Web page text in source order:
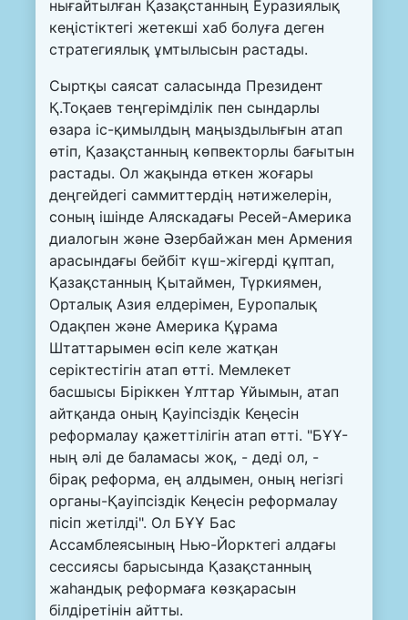
нығайтылған Қазақстанның Еуразиялық
кеңістіктегі жетекші хаб болуға деген
стратегиялық ұмтылысын растады.
Сыртқы саясат саласында Президент
Қ.Тоқаев теңгерімділік пен сындарлы
өзара іс-қимылдың маңыздылығын атап
өтіп, Қазақстанның көпвекторлы бағытын
растады. Ол жақында өткен жоғары
деңгейдегі саммиттердің нәтижелерін,
соның ішінде Аляскадағы Ресей-Америка
диалогын және Әзербайжан мен Армения
арасындағы бейбіт күш-жігерді құптап,
Қазақстанның Қытаймен, Түркиямен,
Орталық Азия елдерімен, Еуропалық
Одақпен және Америка Құрама
Штаттарымен өсіп келе жатқан
серіктестігін атап өтті. Мемлекет
басшысы Біріккен Ұлттар Ұйымын, атап
айтқанда оның Қауіпсіздік Кеңесін
реформалау қажеттілігін атап өтті. "БҰҰ-
ның әлі де баламасы жоқ, - деді ол, -
бірақ реформа, ең алдымен, оның негізгі
органы-Қауіпсіздік Кеңесін реформалау
пісіп жетілді". Ол БҰҰ Бас
Ассамблеясының Нью-Йорктегі алдағы
сессиясы барысында Қазақстанның
жаһандық реформаға көзқарасын
білдіретінін айтты.